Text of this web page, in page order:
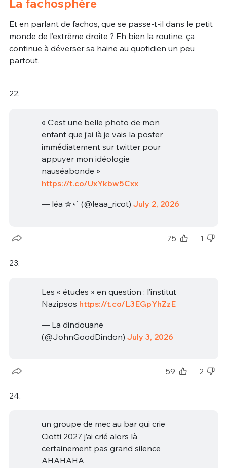
La fachosphère
Et en parlant de fachos, que se passe-t-il dans le petit
monde de l’extrême droite ? Eh bien la routine, ça
continue à déverser sa haine au quotidien un peu
partout.
22.
« C’est une belle photo de mon
enfant que j’ai là je vais la poster
immédiatement sur twitter pour
appuyer mon idéologie
nauséabonde »
https://t.co/UxYkbw5Cxx
— léa ✮⋆˙ (@leaa_ricot) July 2, 2026
75 1
23.
Les « études » en question : l’institut
Nazipsos https://t.co/L3EGpYhZzE
— La dindouane
(@JohnGoodDindon) July 3, 2026
59 2
24.
un groupe de mec au bar qui crie
Ciotti 2027 j’ai crié alors là
certainement pas grand silence
AHAHAHA